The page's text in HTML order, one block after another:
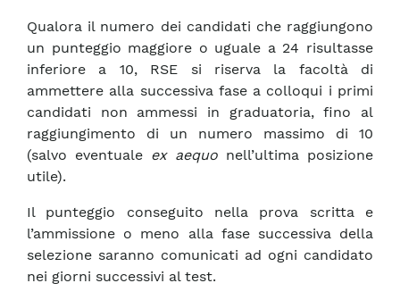
Qualora il numero dei candidati che raggiungono
un punteggio maggiore o uguale a 24 risultasse
inferiore a 10, RSE si riserva la facoltà di
ammettere alla successiva fase a colloqui i primi
candidati non ammessi in graduatoria, fino al
raggiungimento di un numero massimo di 10
(salvo eventuale ex aequo nell’ultima posizione
utile).
Il punteggio conseguito nella prova scritta e
l’ammissione o meno alla fase successiva della
selezione saranno comunicati ad ogni candidato
nei giorni successivi al test.